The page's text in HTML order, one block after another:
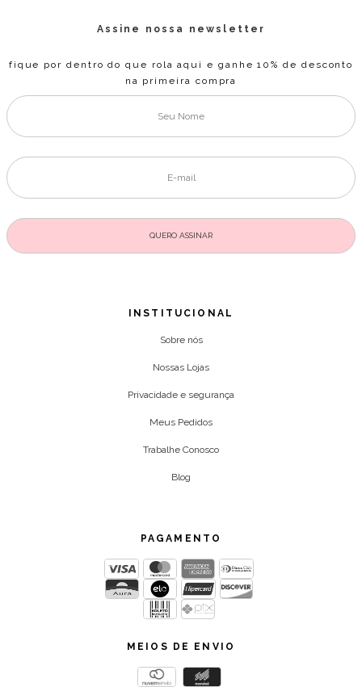
Assine nossa newsletter
fique por dentro do que rola aqui e ganhe 10% de desconto
na primeira compra
INSTITUCIONAL
Sobre nós
Nossas Lojas
Privacidade e segurança
Meus Pedidos
Trabalhe Conosco
Blog
PAGAMENTO
MEIOS DE ENVIO